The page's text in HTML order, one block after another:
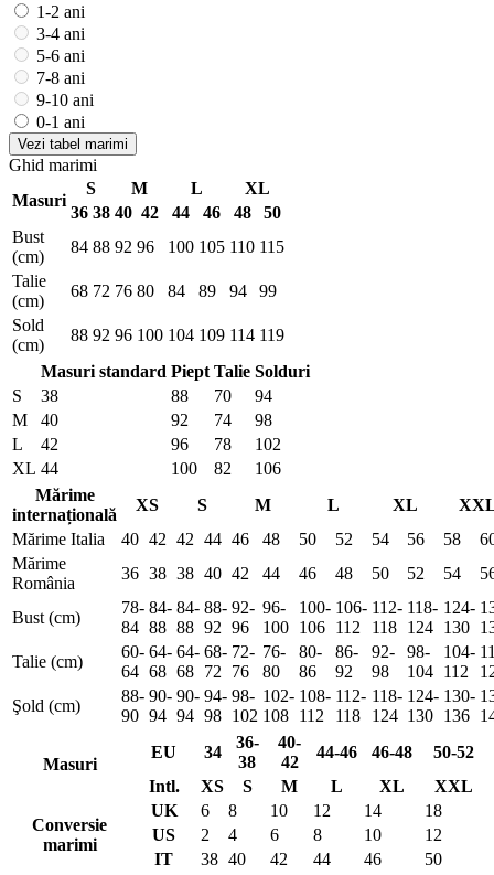
1-2 ani
3-4 ani
5-6 ani
7-8 ani
9-10 ani
0-1 ani
Vezi tabel marimi
Ghid marimi
Masuri
S M L
XL
36 38 40 42 44 46 48
50
Bust
(cm)
84 88 92 96 100 105 110 115
Talie
(cm)
68 72 76 80 84 89 94
99
Sold
(cm)
88 92 96 100 104 109 114 119
Masuri standard Piept Talie Solduri
S
38 88 70
94
M
40 92 74
98
L
42 96 78
102
XL 44 100 82
106
Mărime
internațională
XS S M L XL
Mărime Italia
40 42 42 44 46 48 50 52 54 56 58
Mărime
România
36 38 38 40 42 44 46 48 50 52 54
Bust (cm)
78-
84
84-
88
84-
88
88-
92
92-
96
96-
100
100-
106
106-
112
112-
118
118-
124
124-
130
Talie (cm)
60-
64
64-
68
64-
68
68-
72
72-
76
76-
80
80-
86
86-
92
92-
98
98-
104
104-
112
Şold (cm)
88-
90
90-
94
90-
94
94-
98
98-
102
102-
108
108-
112
112-
118
118-
124
124-
130
130-
136
Masuri
EU 34
36-
38
40-
42
44-46 46-48
50-52
Intl.
XS S M L XL XXL
Conversie
marimi
UK 6 8 10 12 14
18
US
2 4 6 8 10
12
IT
38 40 42 44 46 50